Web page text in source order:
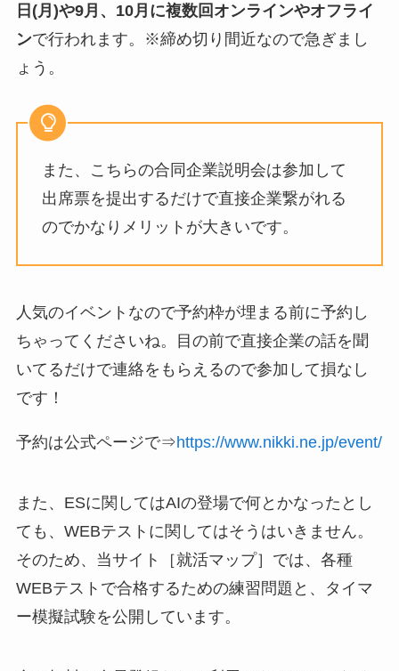
日(月)や9月、10月 に複数回オンラインやオフライ
ンで行われます。※締め切り間近なので急ぎまし
ょう。
また、こちらの合同企業説明会は参加して
出席票を提出するだけで直接企業繋がれる
のでかなりメリットが大きいです。
人気のイベントなので予約枠が埋まる前に予約し
ちゃってくださいね。目の前で直接企業の話を聞
いてるだけで連絡をもらえるので参加して損なし
です！
予約は公式ページで⇒https://www.nikki.ne.jp/event/
また、ESに関してはAIの登場で何とかなったとし
ても、WEBテストに関してはそうはいきません。
そのため、当サイト［就活マップ］では、各種
WEBテストで合格するための練習問題と、タイマ
ー模擬試験を公開しています。